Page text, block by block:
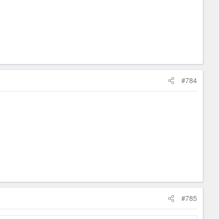
#784
#785